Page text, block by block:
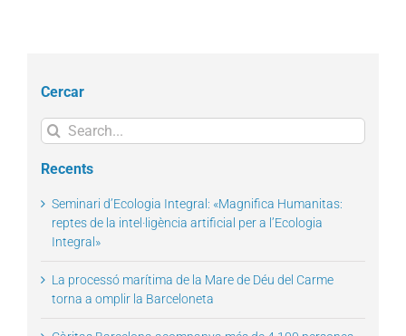
Cercar
Search
for:
Recents
Seminari d’Ecologia Integral: «Magnifica Humanitas:
reptes de la intel·ligència artificial per a l’Ecologia
Integral»
La processó marítima de la Mare de Déu del Carme
torna a omplir la Barceloneta